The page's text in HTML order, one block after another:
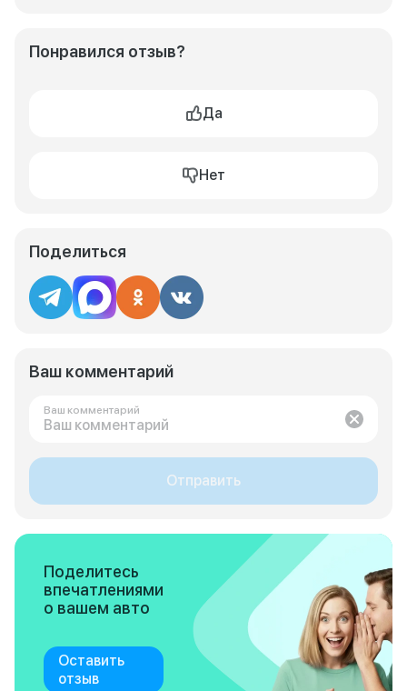
Понравился отзыв?
Да
Нет
Поделиться
Ваш комментарий
Ваш комментарий
Отправить
Поделитесь
впечатлениями
о вашем авто
Оставить
отзыв